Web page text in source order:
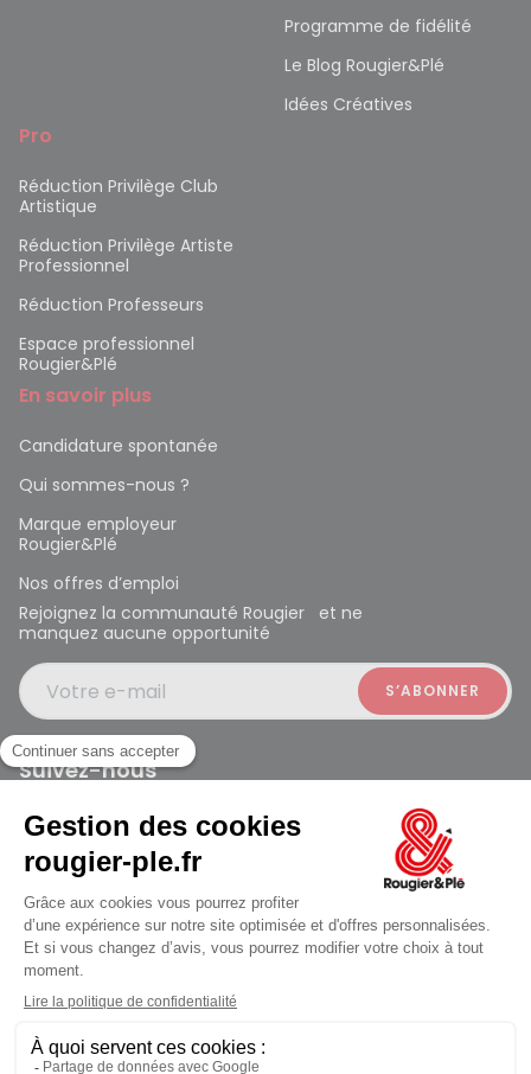
jusqu'au Lundi à 10:00
Programme de fidélité
Le Blog Rougier&Plé
Idées Créatives
Pro
Réduction Privilège Club
Artistique
Réduction Privilège Artiste
Professionnel
Réduction Professeurs
Espace professionnel
Rougier&Plé
En savoir plus
Candidature spontanée
Qui sommes-nous ?
Marque employeur
Rougier&Plé
Nos offres d’emploi
Rejoignez la communauté Rougier et ne
manquez aucune opportunité
Votre e-mail
Suivez-nous
Rougier et Plé 2024 Copyright
Mentions légales
Conditions générales des ventes